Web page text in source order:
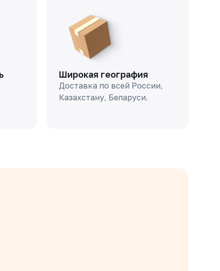
Широкая география
Доставка по всей России,
Казахстану, Беларуси.